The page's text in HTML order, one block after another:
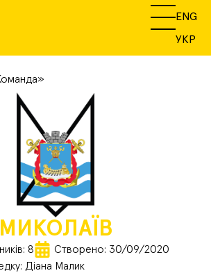
ENG
УКР
МИКОЛАЇВ
8
Створено: 30/09/2020
Діана Малик